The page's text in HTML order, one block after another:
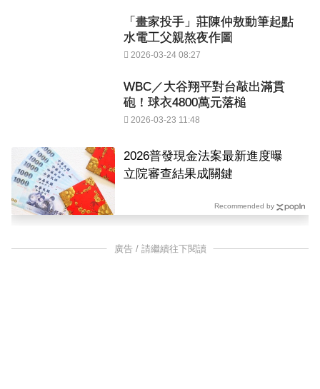
「畫家投手」莊陳仲敖動筆起點
水電工父親熬夜作圖
2026-03-24 08:27
WBC／大谷翔平對台敲出滿貫
砲！球衣4800萬元落槌
2026-03-23 11:48
2026普發現金法案最新進度曝
立院審查結果成關鍵
Recommended by
廣告 / 請繼續往下閱讀